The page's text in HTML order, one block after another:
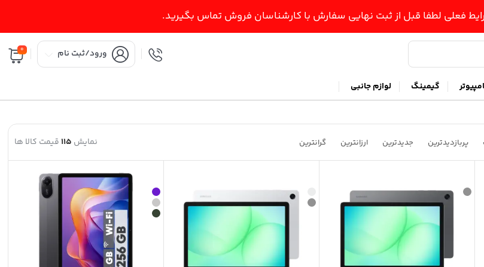
فعلی لطفا قبل از ثبت نهایی سفارش با کارشناسان فروش تماس بگیرید.
ورود/ثبت نام 0
گیمینگ لوازم جانبی
پربازدیدترین جدیدترین ارزانترین گرانترین نمایش 115 قیمت کالا ها